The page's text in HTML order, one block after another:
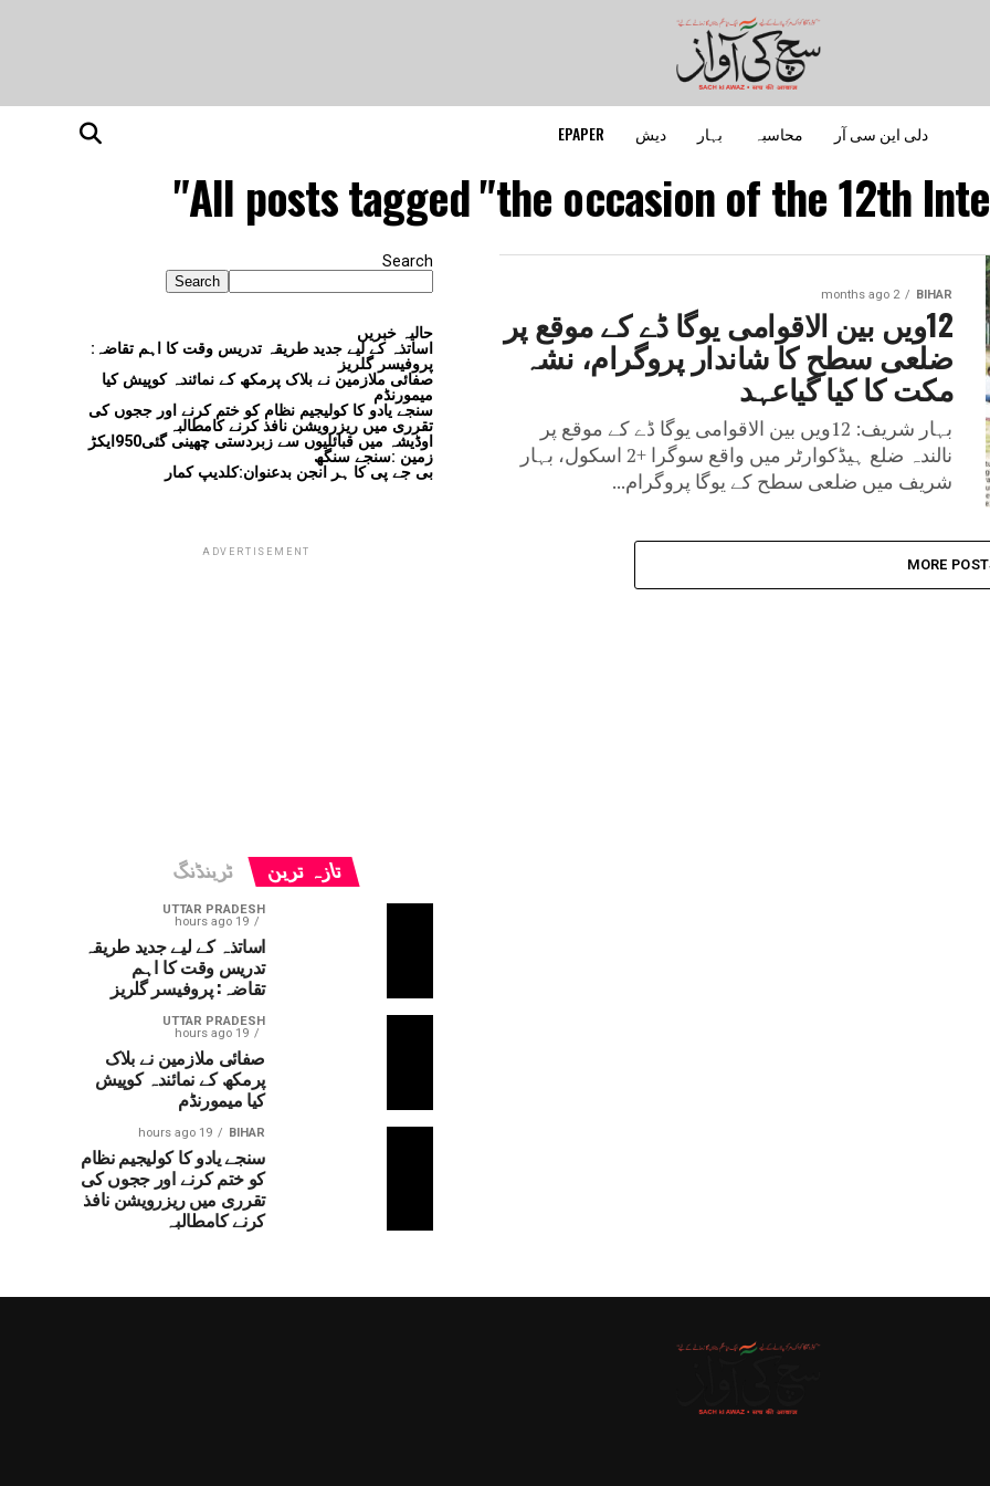
دلی این سی آر محاسبہ بہار دیش EPAPER
All posts tagged "the occasion of the 12th
BIHAR
2 months ago
12ویں بین الاقوامی یوگا ڈے کے موقع پر
ضلعی سطح کا شاندار پروگرام، نشہ
مکت کا کیا گیاعہد
بہار شریف: 12ویں بین الاقوامی یوگا ڈے کے موقع پر
نالندہ ضلع ہیڈکوارٹر میں واقع سوگرا +2 اسکول، بہار
شریف میں ضلعی سطح کے یوگا پروگرام...
MORE
Search
Search
حالیہ خبریں
اساتذہ کے لیے جدید طریقہ تدریس وقت کا اہم تقاضہ:
پروفیسر گلریز
صفائی ملازمین نے بلاک پرمکھ کے نمائندہ کوپیش کیا
میمورنڈم
سنجے یادو کا کولیجیم نظام کو ختم کرنے اور ججوں کی
تقرری میں ریزرویشن نافذ کرنے کامطالبہ
اوڈیشہ میں قبائلیوں سے زبردستی چھینی گئی950ایکڑ
زمین :سنجے سنگھ
بی جے پی کا ہر انجن بدعنوان:کلدیپ کمار
ADVERTISEMENT
تازہ ترین ٹرینڈنگ
UTTAR PRADESH
19 hours ago
اساتذہ کے لیے جدید طریقہ
تدریس وقت کا اہم
تقاضہ: پروفیسر گلریز
UTTAR PRADESH
19 hours ago
صفائی ملازمین نے بلاک
پرمکھ کے نمائندہ کوپیش
کیا میمورنڈم
BIHAR
19 hours ago
سنجے یادو کا کولیجیم نظام
کو ختم کرنے اور ججوں کی
تقرری میں ریزرویشن نافذ
کرنے کامطالبہ